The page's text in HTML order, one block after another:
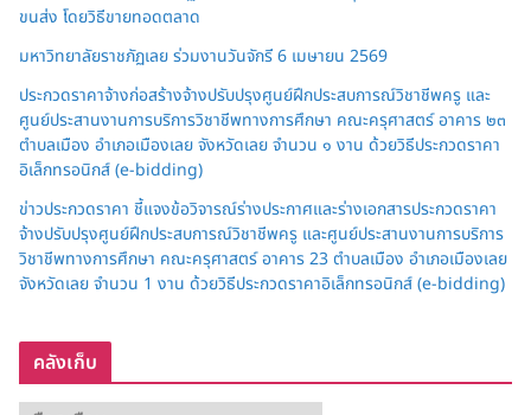
ขนส่ง โดยวิธีขายทอดตลาด
มหาวิทยาลัยราชภัฏเลย ร่วมงานวันจักรี 6 เมษายน 2569
ประกวดราคาจ้างก่อสร้างจ้างปรับปรุงศูนย์ฝึกประสบการณ์วิชาชีพครู และ
ศูนย์ประสานงานการบริการวิชาชีพทางการศึกษา คณะครุศาสตร์ อาคาร ๒๓
ตำบลเมือง อำเภอเมืองเลย จังหวัดเลย จำนวน ๑ งาน ด้วยวิธีประกวดราคา
อิเล็กทรอนิกส์ (e-bidding)
ข่าวประกวดราคา ชี้แจงข้อวิจารณ์ร่างประกาศและร่างเอกสารประกวดราคา
จ้างปรับปรุงศูนย์ฝึกประสบการณ์วิชาชีพครู และศูนย์ประสานงานการบริการ
วิชาชีพทางการศึกษา คณะครุศาสตร์ อาคาร 23 ตำบลเมือง อำเภอเมืองเลย
จังหวัดเลย จำนวน 1 งาน ด้วยวิธีประกวดราคาอิเล็กทรอนิกส์ (e-bidding)
คลังเก็บ